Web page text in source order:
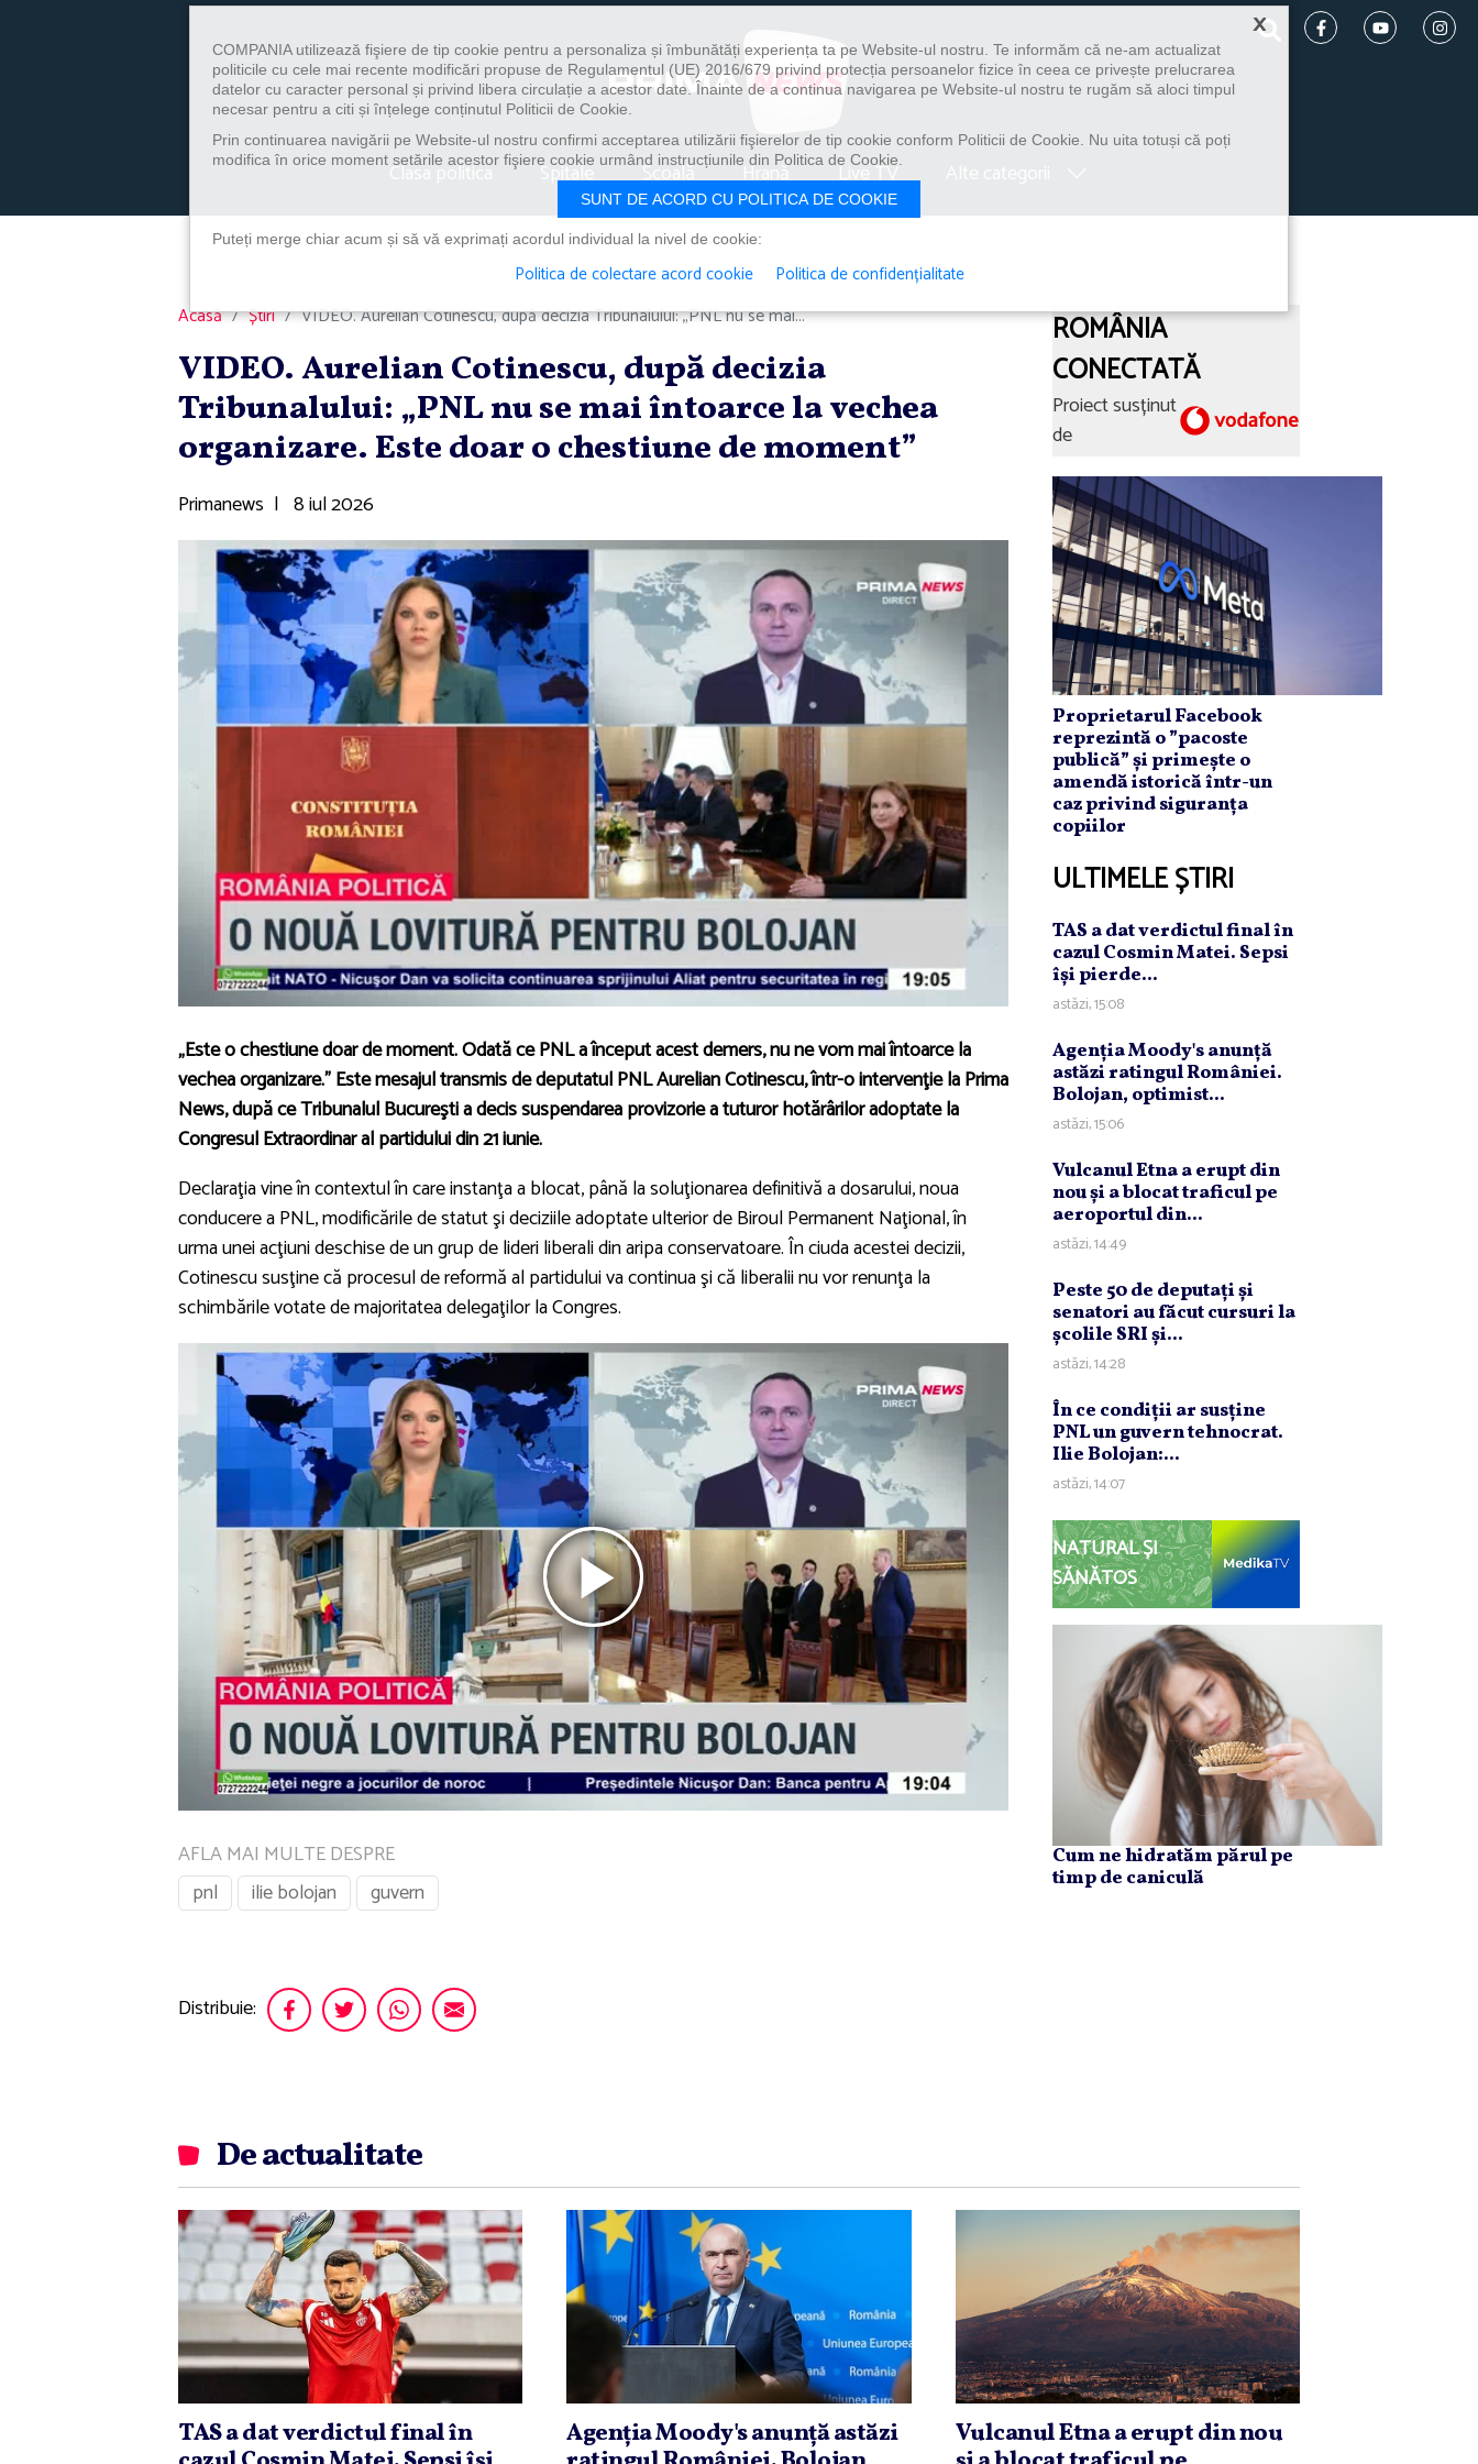
Clasa politica Spitale Școală Hrană Live TV
Acasă Știri VIDEO. Aurelian Cotinescu, după decizia Tribunalului: „PNL nu se mai...
VIDEO. Aurelian Cotinescu, după decizia
Tribunalului: „PNL nu se mai întoarce la vechea
organizare. Este doar o chestiune de moment”
Primanews | 8 iul 2026
„Este o chestiune doar de moment. Odată ce PNL a început acest demers, nu ne vom mai întoarce la
vechea organizare.” Este mesajul transmis de deputatul PNL Aurelian Cotinescu, într-o intervenţie la Prima
News, după ce Tribunalul Bucureşti a decis suspendarea provizorie a tuturor hotărârilor adoptate la
Congresul Extraordinar al partidului din 21 iunie.
Declaraţia vine în contextul în care instanţa a blocat, până la soluţionarea definitivă a dosarului, noua
conducere a PNL, modificările de statut şi deciziile adoptate ulterior de Biroul Permanent Naţional, în
urma unei acţiuni deschise de un grup de lideri liberali din aripa conservatoare. În ciuda acestei decizii,
Cotinescu susţine că procesul de reformă al partidului va continua şi că liberalii nu vor renunţa la
schimbările votate de majoritatea delegaţilor la Congres.
AFLA MAI MULTE DESPRE
pnl
ilie bolojan guvern
Distribuie:
ROMÂNIA
CONECTATĂ
Proiect susținut
de
Proprietarul Facebook
reprezintă o ”pacoste
publică” și primește o
amendă istorică într-un
caz privind siguranța
copiilor
ULTIMELE ȘTIRI
TAS a dat verdictul final în
cazul Cosmin Matei. Sepsi
îşi pierde...
astăzi, 15:08
Agenţia Moody's anunţă
astăzi ratingul României.
Bolojan, optimist...
astăzi, 15:06
Vulcanul Etna a erupt din
nou şi a blocat traficul pe
aeroportul din...
astăzi, 14:49
Peste 50 de deputaţi şi
senatori au făcut cursuri la
şcolile SRI şi...
astăzi, 14:28
În ce condiţii ar susţine
PNL un guvern tehnocrat.
Ilie Bolojan:...
astăzi, 14:07
NATURAL ȘI
SĂNĂTOS
Cum ne hidratăm părul pe
timp de caniculă
De actualitate
TAS a dat verdictul final în
Agenţia Moody's anunţă astăzi
Vulcanul Etna a erupt din nou
×
COMPANIA utilizează fişiere de tip cookie pentru a personaliza și îmbunătăți experiența ta pe Website-ul nostru. Te informăm că ne-am actualizat
politicile cu cele mai recente modificări propuse de Regulamentul (UE) 2016/679 privind protecția persoanelor fizice în ceea ce privește prelucrarea
datelor cu caracter personal și privind libera circulație a acestor date. Înainte de a continua navigarea pe Website-ul nostru te rugăm să aloci timpul
necesar pentru a citi și înțelege conținutul Politicii de Cookie.
Prin continuarea navigării pe Website-ul nostru confirmi acceptarea utilizării fişierelor de tip cookie conform Politicii de Cookie. Nu uita totuși că poți
modifica în orice moment setările acestor fişiere cookie urmând instrucțiunile din Politica de Cookie.
SUNT DE ACORD CU POLITICA DE COOKIE
Puteți merge chiar acum și să vă exprimați acordul individual la nivel de cookie:
Politica de colectare acord cookie Politica de confidențialitate